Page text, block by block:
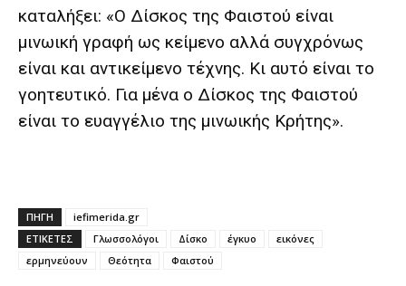
καταλήξει: «Ο Δίσκος της Φαιστού είναι
μινωική γραφή ως κείμενο αλλά συγχρόνως
είναι και αντικείμενο τέχνης. Κι αυτό είναι το
γοητευτικό. Για μένα ο Δίσκος της Φαιστού
είναι το ευαγγέλιο της μινωικής Κρήτης».
ΠΗΓΗ
iefimerida.gr
ΕΤΙΚΕΤΕΣ
Γλωσσολόγοι Δίσκο έγκυο
εικόνες
ερμηνεύουν
Θεότητα Φαιστού